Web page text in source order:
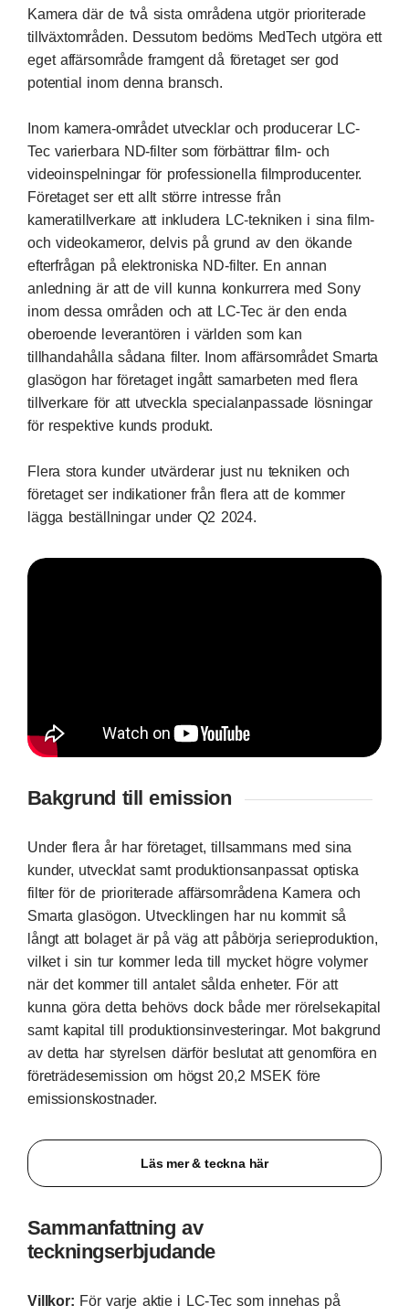
Kamera där de två sista områdena utgör prioriterade
tillväxtområden. Dessutom bedöms MedTech utgöra ett
eget affärsområde framgent då företaget ser god
potential inom denna bransch.
Inom kamera-området utvecklar och producerar LC-
Tec varierbara ND-filter som förbättrar film- och
videoinspelningar för professionella filmproducenter.
Företaget ser ett allt större intresse från
kameratillverkare att inkludera LC-tekniken i sina film-
och videokameror, delvis på grund av den ökande
efterfrågan på elektroniska ND-filter. En annan
anledning är att de vill kunna konkurrera med Sony
inom dessa områden och att LC-Tec är den enda
oberoende leverantören i världen som kan
tillhandahålla sådana filter. Inom affärsområdet Smarta
glasögon har företaget ingått samarbeten med flera
tillverkare för att utveckla specialanpassade lösningar
för respektive kunds produkt.
Flera stora kunder utvärderar just nu tekniken och
företaget ser indikationer från flera att de kommer
lägga beställningar under Q2 2024.
Bakgrund till emission
Under flera år har företaget, tillsammans med sina
kunder, utvecklat samt produktionsanpassat optiska
filter för de prioriterade affärsområdena Kamera och
Smarta glasögon. Utvecklingen har nu kommit så
långt att bolaget är på väg att påbörja serieproduktion,
vilket i sin tur kommer leda till mycket högre volymer
när det kommer till antalet sålda enheter. För att
kunna göra detta behövs dock både mer rörelsekapital
samt kapital till produktionsinvesteringar. Mot bakgrund
av detta har styrelsen därför beslutat att genomföra en
företrädesemission om högst 20,2 MSEK före
emissionskostnader.
Läs mer & teckna här
Sammanfattning av
teckningserbjudande
Villkor: För varje aktie i LC-Tec som innehas på